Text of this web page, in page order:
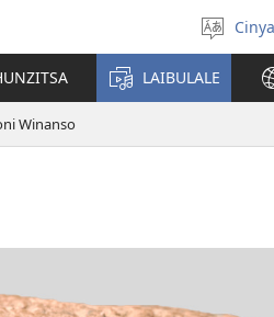
LAIBULALE
Winanso